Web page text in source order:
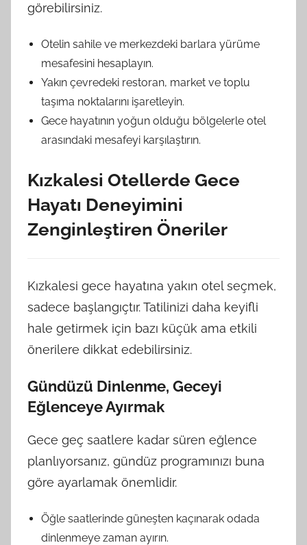
görebilirsiniz.
Otelin sahile ve merkezdeki barlara yürüme
mesafesini hesaplayın.
Yakın çevredeki restoran, market ve toplu
taşıma noktalarını işaretleyin.
Gece hayatının yoğun olduğu bölgelerle otel
arasındaki mesafeyi karşılaştırın.
Kızkalesi Otellerde Gece
Hayatı Deneyimini
Zenginleştiren Öneriler
Kızkalesi gece hayatına yakın otel seçmek,
sadece başlangıçtır. Tatilinizi daha keyifli
hale getirmek için bazı küçük ama etkili
önerilere dikkat edebilirsiniz.
Gündüzü Dinlenme, Geceyi
Eğlenceye Ayırmak
Gece geç saatlere kadar süren eğlence
planlıyorsanız, gündüz programınızı buna
göre ayarlamak önemlidir.
Öğle saatlerinde güneşten kaçınarak odada
dinlenmeye zaman ayırın.